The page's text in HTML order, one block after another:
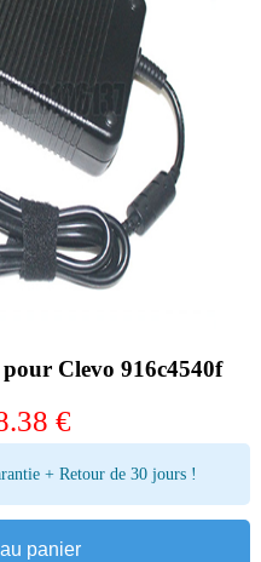
Clevo 916c4540f
€
+ Retour de 30 jours !
panier